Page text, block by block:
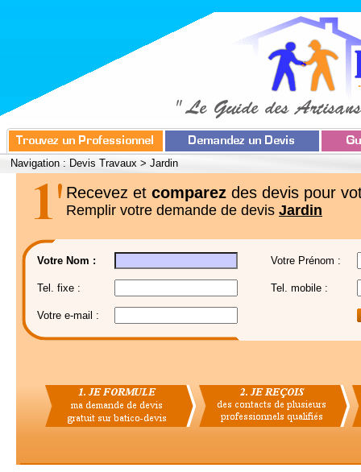
Navigation : Devis Travaux > Jardin
Recevez et comparez des devis pour
Remplir votre demande de devis Jardin
Votre Nom : Votre Prénom :
Tel. fixe : Tel. mobile :
Votre e-mail :